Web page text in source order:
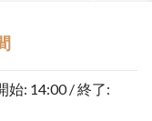
始: 14:00 / 終了: